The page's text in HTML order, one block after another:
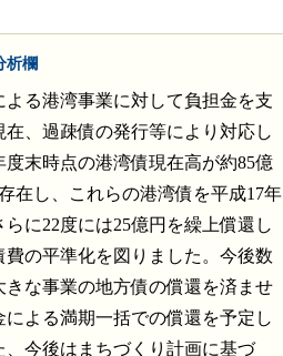
析欄
よる港湾事業に対して負担金を支
在、過疎債の発行等により対応し
度末時点の港湾債現在高が約85億
在し、これらの港湾債を平成17年
らに22度には25億円を繰上償還し
費の平準化を図りました。今後数
きな事業の地方債の償還を済ませ
による満期一括での償還を予定し
、今後はまちづくり計画に基づ